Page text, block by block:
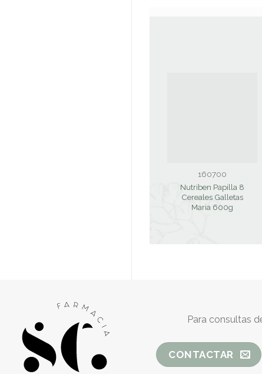
160700
Nutriben Papilla 8
Cereales Galletas
Maria 600g
Para consultas
CONTACTAR